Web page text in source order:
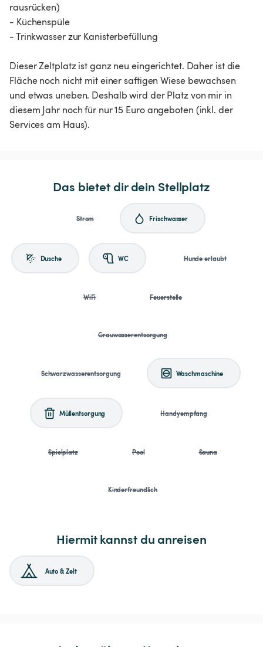
rausrücken)
- Küchenspüle
- Trinkwasser zur Kanisterbefüllung
Dieser Zeltplatz ist ganz neu eingerichtet. Daher ist die
Fläche noch nicht mit einer saftigen Wiese bewachsen
und etwas uneben. Deshalb wird der Platz von mir in
diesem Jahr noch für nur 15 Euro angeboten (inkl. der
Services am Haus).
Das bietet dir dein Stellplatz
Strom Frischwasser
Dusche WC Hunde erlaubt
WiFi Feuerstelle
Grauwasserentsorgung
Schwarzwasserentsorgung Waschmaschine
Müllentsorgung Handyempfang
Spielplatz Pool Sauna
Kinderfreundlich
Hiermit kannst du anreisen
Auto & Zelt